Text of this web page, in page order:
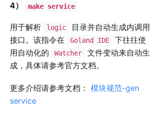
4） make service
用于解析 logic
目录并自动生成内调用
接口。该指令在
Goland IDE
下往往使
用自动化的
Watcher
文件变动来自动生
成，具体请参考官方文档。
更多介绍请参考文档： 模块规范-gen
service